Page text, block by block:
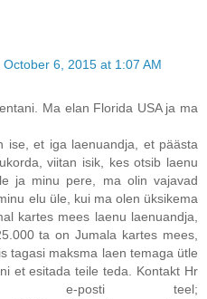
October 6, 2015 at 1:07 AM
Ma elan Florida USA ja ma
ise, et iga laenuandja, et päästa
viitan isik, kes otsib laenu
ja minu pere, ma olin vajavad
elu üle, kui ma olen üksikema
kartes mees laenu laenuandja,
ta on Jumala kartes mees,
tagasi maksma laen temaga ütle
et esitada teile teda. Kontakt Hr
e-posti teel;